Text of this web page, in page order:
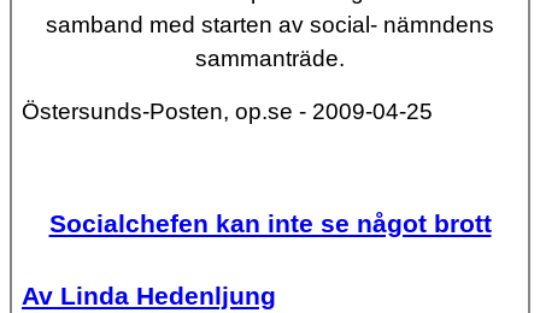
samband med starten av social- nämndens
sammanträde.
Östersunds-Posten, op.se - 2009-04-25
Socialchefen kan inte se något brott
Av Linda Hedenljung